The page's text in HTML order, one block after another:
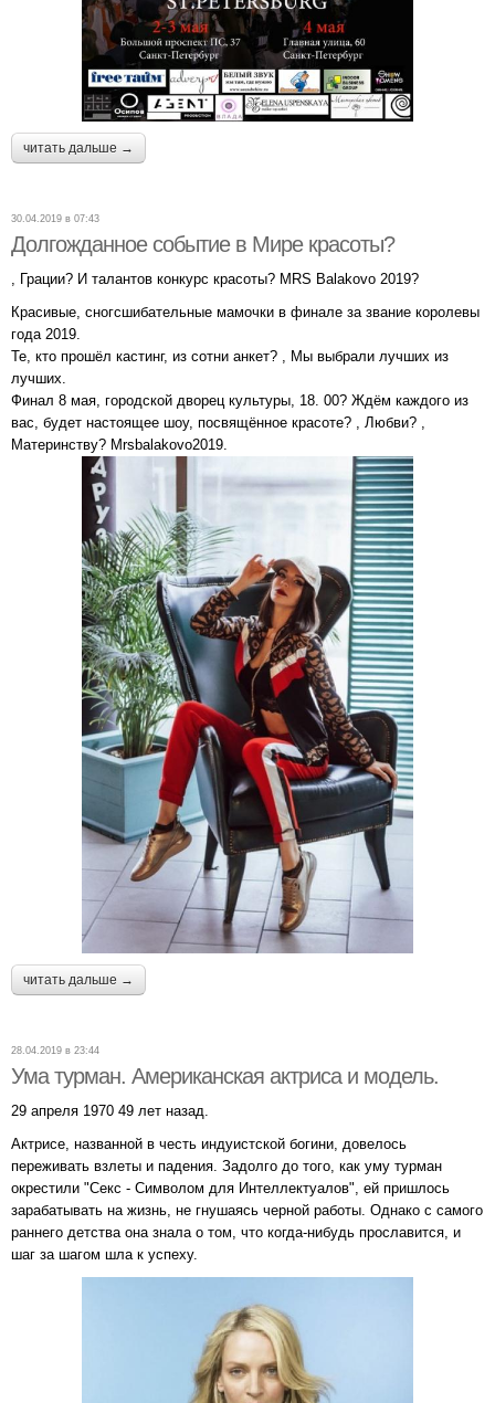
читать дальше →
30.04.2019 в 07:43
Долгожданное событие в Мире красоты?
, Грации? И талантов конкурс красоты? MRS Balakovo 2019?
Красивые, сногсшибательные мамочки в финале за звание королевы
года 2019.
Те, кто прошёл кастинг, из сотни анкет? , Мы выбрали лучших из
лучших.
Финал 8 мая, городской дворец культуры, 18. 00? Ждём каждого из
вас, будет настоящее шоу, посвящённое красоте? , Любви? ,
Материнству? Mrsbalakovo2019.
читать дальше →
28.04.2019 в 23:44
Ума турман. Американская актриса и модель.
29 апреля 1970 49 лет назад.
Актрисе, названной в честь индуистской богини, довелось
переживать взлеты и падения. Задолго до того, как уму турман
окрестили "Секс - Символом для Интеллектуалов", ей пришлось
зарабатывать на жизнь, не гнушаясь черной работы. Однако с самого
раннего детства она знала о том, что когда-нибудь прославится, и
шаг за шагом шла к успеху.